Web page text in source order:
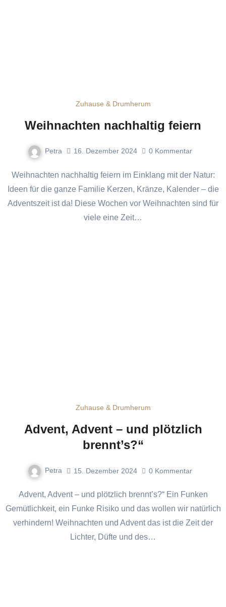
Zuhause & Drumherum
Weihnachten nachhaltig feiern
Petra 16. Dezember 2024 0 Kommentar
Weihnachten nachhaltig feiern im Einklang mit der Natur:
Ideen für die ganze Familie Kerzen, Kränze, Kalender – die
Adventszeit ist da! Diese Wochen vor Weihnachten sind für
viele eine Zeit…
Zuhause & Drumherum
Advent, Advent – und plötzlich
brennt’s?“
Petra 15. Dezember 2024 0 Kommentar
Advent, Advent – und plötzlich brennt’s?“ Ein Funken
Gemütlichkeit, ein Funke Risiko und das wollen wir natürlich
verhindern! Weihnachten und Advent das ist die Zeit der
Lichter, Düfte und des…